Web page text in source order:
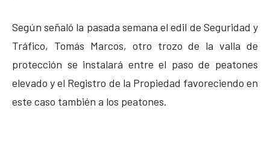
Según señaló la pasada semana el edil de Seguridad y
Tráfico, Tomás Marcos, otro trozo de la valla de
protección se instalará entre el paso de peatones
elevado y el Registro de la Propiedad favoreciendo en
este caso también a los peatones.